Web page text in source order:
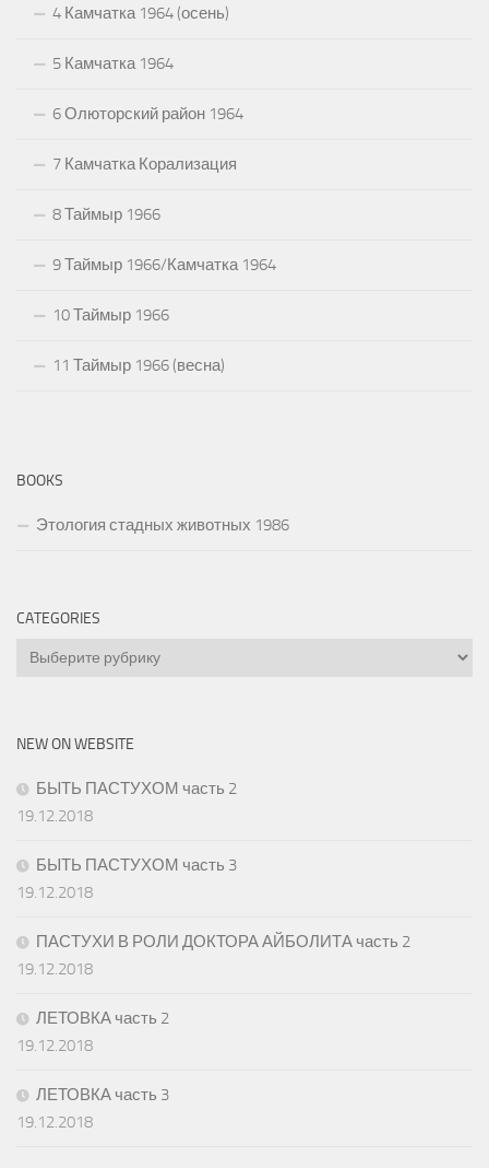
4 Камчатка 1964 (осень)
5 Камчатка 1964
6 Олюторский район 1964
7 Камчатка Корализация
8 Таймыр 1966
9 Таймыр 1966/Камчатка 1964
10 Таймыр 1966
11 Таймыр 1966 (весна)
BOOKS
Этология стадных животных 1986
CATEGORIES
Categories
NEW ON WEBSITE
БЫТЬ ПАСТУХОМ часть 2
19.12.2018
БЫТЬ ПАСТУХОМ часть 3
19.12.2018
ПАСТУХИ В РОЛИ ДОКТОРА АЙБОЛИТА часть 2
19.12.2018
ЛЕТОВКА часть 2
19.12.2018
ЛЕТОВКА часть 3
19.12.2018